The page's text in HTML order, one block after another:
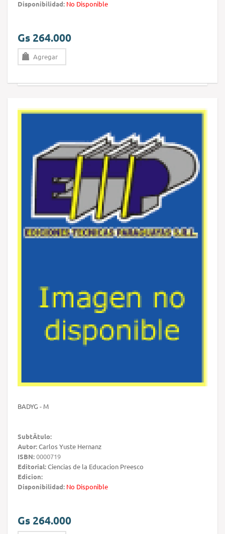
Disponibilidad: No Disponible
Gs 264.000
Agregar
BADYG - M
SubtÃ­tulo:
Autor:Carlos Yuste Hernanz
ISBN:0000719
Editorial:Ciencias de la Educacion Preesco
Edicion:
Disponibilidad: No Disponible
Gs 264.000